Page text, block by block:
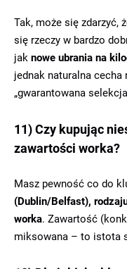
Tak, może się zdarzyć,
się rzeczy w bardzo
jak nowe ubrania na
jednak naturalna
„gwarantowana
11) Czy kupując
zawartości worka?
Masz pewność co do
(Dublin/Belfast),
worka. Zawartość
miksowana – to istota